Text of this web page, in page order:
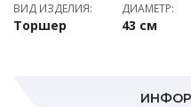
ВИД ИЗДЕЛИЯ:
Торшер
ДИАМЕТР:
43 см